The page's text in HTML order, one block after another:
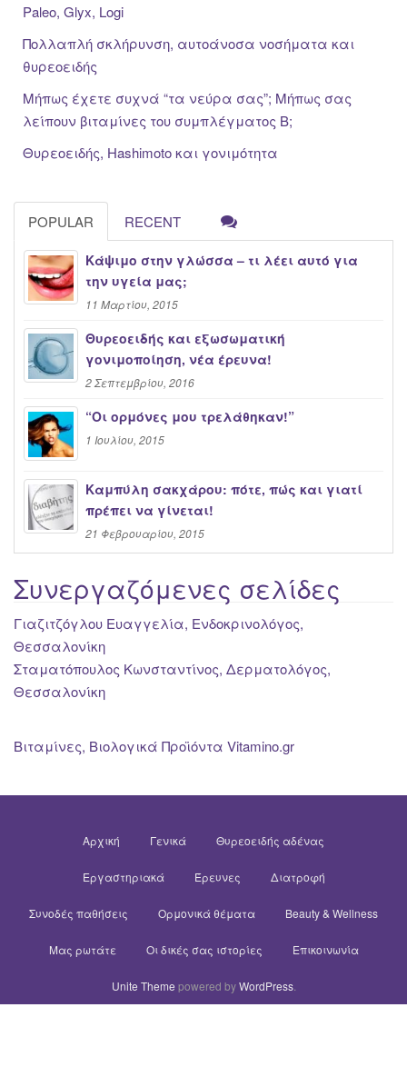
Paleo, Glyx, Logi
Πολλαπλή σκλήρυνση, αυτοάνοσα νοσήματα και
θυρεοειδής
Μήπως έχετε συχνά “τα νεύρα σας”; Μήπως σας
λείπουν βιταμίνες του συμπλέγματος Β;
Θυρεοειδής, Hashimoto και γονιμότητα
POPULAR RECENT
Κάψιμο στην γλώσσα – τι λέει αυτό για
την υγεία μας;
11 Μαρτίου, 2015
Θυρεοειδής και εξωσωματική
γονιμοποίηση, νέα έρευνα!
2 Σεπτεμβρίου, 2016
“Oι ορμόνες μου τρελάθηκαν!”
1 Ιουλίου, 2015
Καμπύλη σακχάρου: πότε, πώς και γιατί
πρέπει να γίνεται!
21 Φεβρουαρίου, 2015
Συνεργαζόμενες σελίδες
Γιαζιτζόγλου Ευαγγελία, Ενδοκρινολόγος,
Θεσσαλονίκη
Σταματόπουλος Κωνσταντίνος, Δερματολόγος,
Θεσσαλονίκη
Βιταμίνες, Βιολογικά Προϊόντα Vitamino.gr
Αρχική Γενικά Θυρεοειδής αδένας
Εργαστηριακά Έρευνες Διατροφή
Συνοδές παθήσεις Ορμονικά θέματα Beauty & Wellness
Μας ρωτάτε Οι δικές σας ιστορίες Επικοινωνία
Unite Theme powered byWordPress.